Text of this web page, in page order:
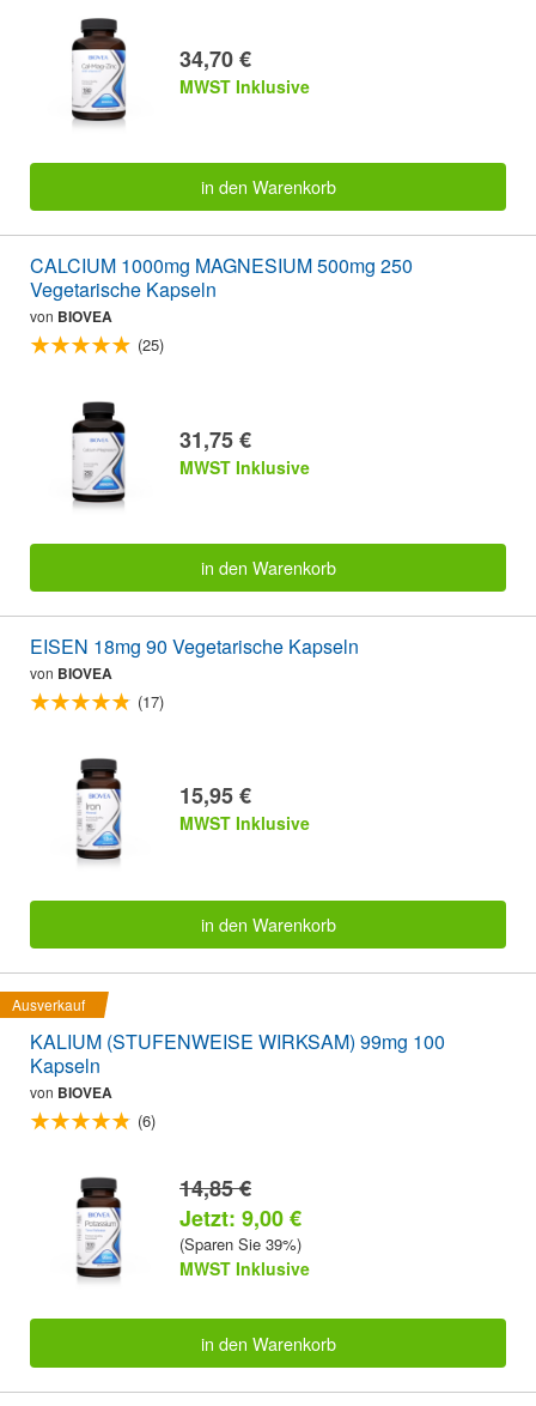
34,70 €
MWST Inklusive
in den Warenkorb
CALCIUM 1000mg MAGNESIUM 500mg 250
Vegetarische Kapseln
von BIOVEA
(25)
31,75 €
MWST Inklusive
in den Warenkorb
EISEN 18mg 90 Vegetarische Kapseln
von BIOVEA
(17)
15,95 €
MWST Inklusive
in den Warenkorb
Ausverkauf
KALIUM (STUFENWEISE WIRKSAM) 99mg 100
Kapseln
von BIOVEA
(6)
14,85 €
Jetzt: 9,00 €
(Sparen Sie 39%)
MWST Inklusive
in den Warenkorb